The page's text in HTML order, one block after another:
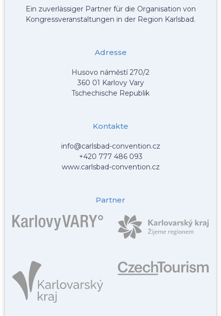
Ein zuverlässiger Partner für die Organisation von
Kongressveranstaltungen in der Region Karlsbad.
Adresse
Husovo náměstí 270/2
360 01 Karlovy Vary
Tschechische Republik
Kontakte
info@carlsbad-convention.cz
+420 777 486 093
www.carlsbad-convention.cz
Partner